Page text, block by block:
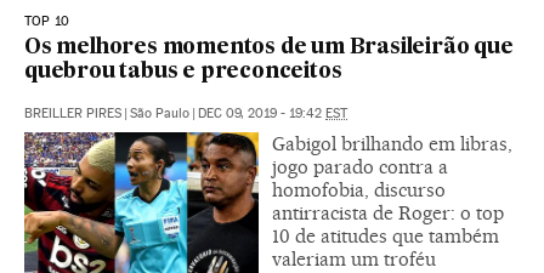
TOP 10
Os melhores momentos de um Brasileirão que
quebrou tabus e preconceitos
BREILLER PIRES São Paulo DEC 09, 2019 - 19:42 EST
Gabigol brilhando em libras,
jogo parado contra a
homofobia, discurso
antirracista de Roger: o top
10 de atitudes que também
valeriam um troféu